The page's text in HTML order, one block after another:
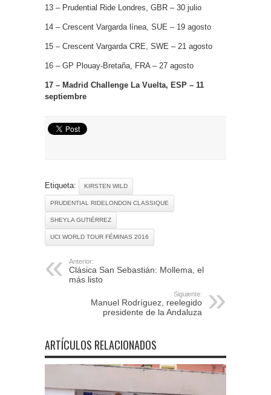
13 – Prudential Ride Londres, GBR – 30 julio
14 – Crescent Vargarda línea, SUE – 19 agosto
15 – Crescent Vargarda CRE, SWE – 21 agosto
16 – GP Plouay-Bretaña, FRA – 27 agosto
17 – Madrid Challenge La Vuelta, ESP – 11
septiembre
Etiqueta: KIRSTEN WILD
PRUDENTIAL RIDELONDON CLASSIQUE
SHEYLA GUTIÉRREZ
UCI WORLD TOUR FÉMINAS 2016
Anterior:
Clásica San Sebastián: Mollema, el
más listo
Siguiente:
Manuel Rodríguez, reelegido
presidente de la Andaluza
ARTÍCULOS RELACIONADOS